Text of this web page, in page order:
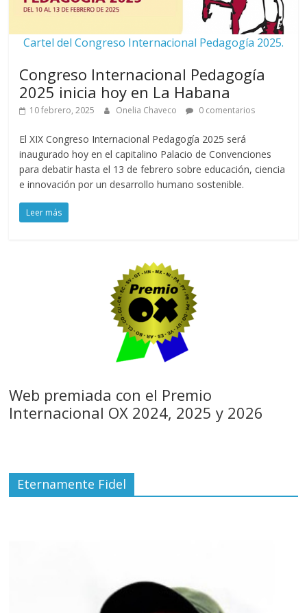
Cartel del Congreso Internacional Pedagogía 2025.
Congreso Internacional Pedagogía
2025 inicia hoy en La Habana
10 febrero, 2025 Onelia Chaveco 0 comentarios
El XIX Congreso Internacional Pedagogía 2025 será
inaugurado hoy en el capitalino Palacio de Convenciones
para debatir hasta el 13 de febrero sobre educación, ciencia
e innovación por un desarrollo humano sostenible.
Leer más
Web premiada con el Premio
Internacional OX 2024, 2025 y 2026
Eternamente Fidel